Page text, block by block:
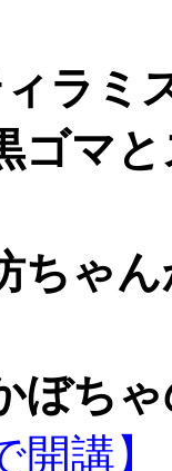
ラミ
ゴマ
ちゃ
ぼち
開講】